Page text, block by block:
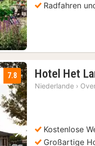
Radfahren
Nächstes Bild
7.8 Hotel Het
Niederlande ›
Kostenlose
Großartige